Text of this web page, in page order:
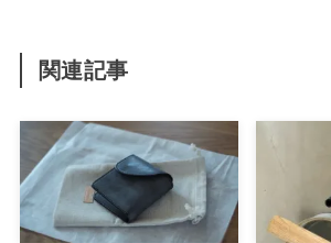
関連記事